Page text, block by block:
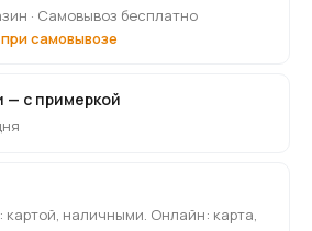
· Самовывоз бесплатно
самовывозе
— с примеркой
картой, наличными. Онлайн: карта,